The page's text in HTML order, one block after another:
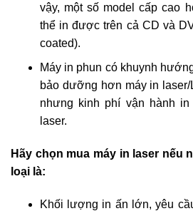
vậy, một số model cấp cao
thể in được trên cả CD và
coated).
Máy in phun có khuynh
bảo dưỡng hơn máy in
nhưng kinh phí vận hành
laser.
Hãy chọn mua máy in laser nếu
loại là:
Khối lượng in ấn lớn, yêu